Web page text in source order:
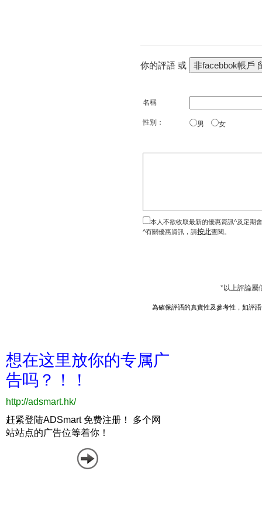
你的評語 或
名稱
性別： 男 女
本人不欲收取最新的優惠資訊^及定期
^有關優惠資訊，請按此查閱。
*以上評論屬
為確保評語的真實性及參考性，如評